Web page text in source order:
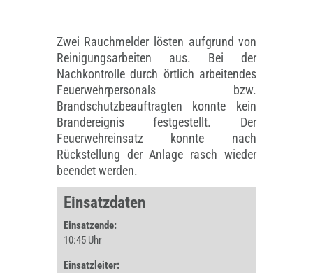
Zwei Rauchmelder lösten aufgrund von
Reinigungsarbeiten aus. Bei der
Nachkontrolle durch örtlich arbeitendes
Feuerwehrpersonals bzw.
Brandschutzbeauftragten konnte kein
Brandereignis festgestellt. Der
Feuerwehreinsatz konnte nach
Rückstellung der Anlage rasch wieder
beendet werden.
Einsatzdaten
Einsatzende:
10:45 Uhr
Einsatzleiter: